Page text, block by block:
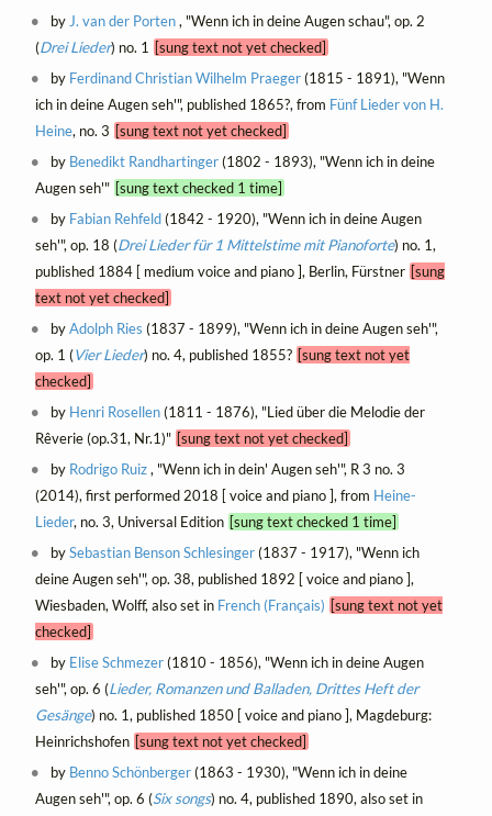
by J. van der Porten, "Wenn ich in deine Augen schau", op. 2
(Drei Lieder) no. 1
[sung text not yet checked]
by Ferdinand Christian Wilhelm Praeger(1815 - 1891), "Wenn
ich in deine Augen seh'", published 1865?, from Fünf Lieder von H.
Heine, no. 3 [sung text not yet checked]
by Benedikt Randhartinger(1802 - 1893), "Wenn ich in deine
Augen seh'" [sung text checked 1 time]
by Fabian Rehfeld(1842 - 1920), "Wenn ich in deine Augen
seh'", op. 18 (Drei Lieder für 1 Mittelstime mit Pianoforte) no. 1,
published 1884 [ medium voice and piano ], Berlin, Fürstner [sung
text not yet checked]
byAdolph Ries (1837 - 1899), "Wenn ich in deine Augen seh'",
op. 1 (Vier Lieder) no. 4, published 1855? [sung text not yet
checked]
by Henri Rosellen(1811 - 1876), "Lied über die Melodie der
Rêverie (op.31, Nr.1)" [sung text not yet checked]
by Rodrigo Ruiz, "Wenn ich in dein' Augen seh'", R 3 no. 3
(2014), first performed 2018 [ voice and piano ], from Heine-
Lieder, no. 3, Universal Edition [sung text checked 1 time]
bySebastian Benson Schlesinger(1837 - 1917), "Wenn ich
deine Augen seh'", op. 38, published 1892 [ voice and piano ],
Wiesbaden, Wolff, also set in French (Français) [sung text not yet
checked]
by Elise Schmezer(1810 - 1856), "Wenn ich in deine Augen
seh'", op. 6 (Lieder, Romanzen und Balladen, Drittes Heft der
Gesänge) no. 1, published 1850 [ voice and piano ], Magdeburg:
Heinrichshofen [sung text not yet checked]
by Benno Schönberger(1863 - 1930), "Wenn ich in deine
Augen seh'", op. 6 (Six songs) no. 4, published 1890, also set in